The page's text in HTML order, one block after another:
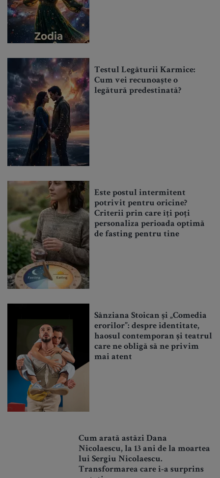
Testul Legăturii Karmice:
Cum vei recunoaște o
legătură predestinată?
Este postul intermitent
potrivit pentru oricine?
Criterii prin care îți poți
personaliza perioada optimă
de fasting pentru tine
Sânziana Stoican și „Comedia
erorilor”: despre identitate,
haosul contemporan și teatrul
care ne obligă să ne privim
mai atent
Cum arată astăzi Dana
Nicolaescu, la 13 ani de la moartea
lui Sergiu Nicolaescu.
Transformarea care i-a surprins